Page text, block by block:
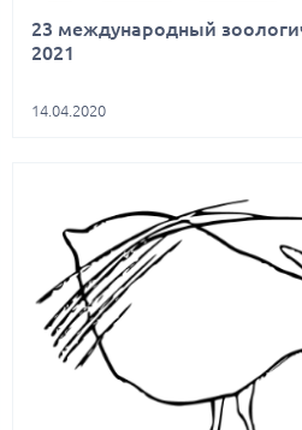
23 международный
2021
14.04.2020